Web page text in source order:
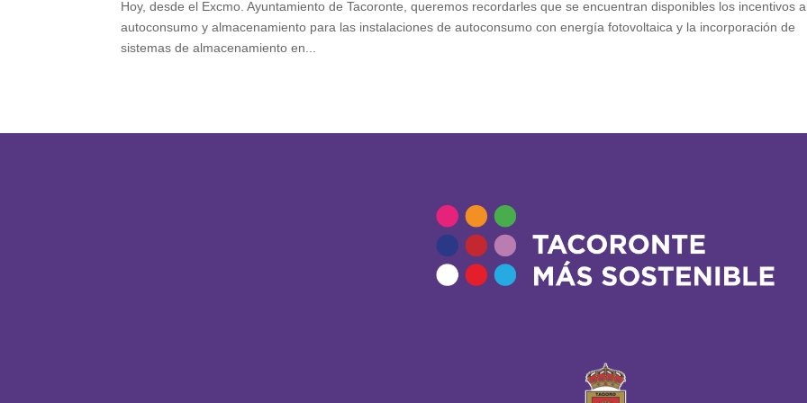
Hoy, desde el Excmo. Ayuntamiento de Tacoronte, queremos recordarles que se encuentran disponibles los incentivos
autoconsumo y almacenamiento para las instalaciones de autoconsumo con energía fotovoltaica y la incorporación de
sistemas de almacenamiento en...